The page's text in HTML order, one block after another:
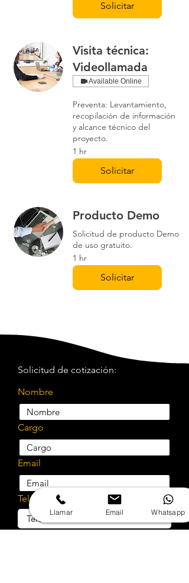
antenas UHF flexibles; adaptador
de CA (en función del país);
bastidor ESPECIFICACIONES
ADICIONALES DEL RECEPTOR
Nivel de salida máximo: XLR,
balanceada: +9 dBV ¼" (6,3 mm),
no balanceada: +4 dBV Atenuador
de salida de audio balanceado:
interruptor de dos posiciones: 0 /
Solicitar
Visita técnica:
Videollamada
Available Online
Preventa: Levantamiento,
recopilación de información
y alcance técnico del
proyecto.
1 hr
Solicitar
Producto Demo
Solicitud de producto Demo
de uso gratuito.
1 hr
Solicitar
Solicitud de cotización:
Nombre
Cargo
Email
Teléfono
Llamar Email Whatsapp